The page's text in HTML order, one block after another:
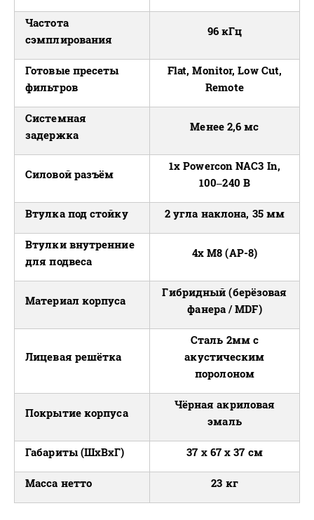
Частота
сэмплирования
96 кГц
Готовые пресеты
фильтров
Flat, Monitor, Low Cut,
Remote
Системная
задержка
Менее 2,6 мс
Силовой разъём
1x Powercon NAC3 In,
100–240 В
Втулка под стойку 2 угла наклона, 35 мм
Втулки внутренние
для подвеса
4x M8 (AP-8)
Материал корпуса
Гибридный (берёзовая
фанера / MDF)
Лицевая решётка
Сталь 2мм с
акустическим
поролоном
Покрытие корпуса
Чёрная акриловая
эмаль
Габариты (ШхВхГ) 37 x 67 x 37 cм
Масса нетто 23 кг